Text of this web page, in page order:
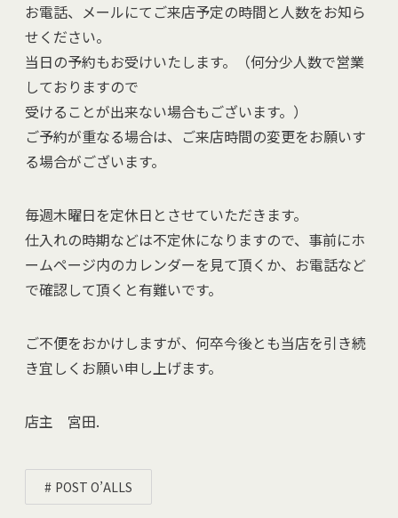
お電話、メールにてご来店予定の時間と人数をお知ら
せください。
当日の予約もお受けいたします。（何分少人数で営業
しておりますので
受けることが出来ない場合もございます。）
ご予約が重なる場合は、ご来店時間の変更をお願いす
る場合がございます。
毎週木曜日を定休日とさせていただきます。
仕入れの時期などは不定休になりますので、事前にホ
ームページ内のカレンダーを見て頂くか、お電話など
で確認して頂くと有難いです。
ご不便をおかけしますが、何卒今後とも当店を引き続
き宜しくお願い申し上げます。
店主 宮田.
POST O’ALLS